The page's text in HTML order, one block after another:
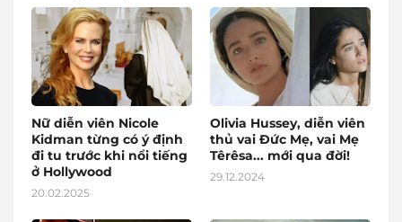
Nữ diễn viên Nicole
Kidman từng có ý định
đi tu trước khi nổi tiếng
ở Hollywood
20.02.2025
Olivia Hussey, diễn viên
thủ vai Đức Mẹ, vai Mẹ
Têrêsa... mới qua đời!
29.12.2024